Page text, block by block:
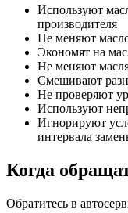
Используют
производителя
Не меняют
Экономят на
Не меняют
Смешивают
Не проверяют
Используют
Игнорируют
интервала
Когда
Обратитесь в